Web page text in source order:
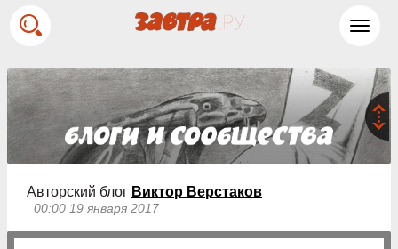
Авторский блог Виктор Верстаков
00:00 19 января 2017